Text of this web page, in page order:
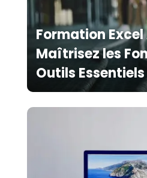
Formation
Maîtrisez les
Outils Essentiels